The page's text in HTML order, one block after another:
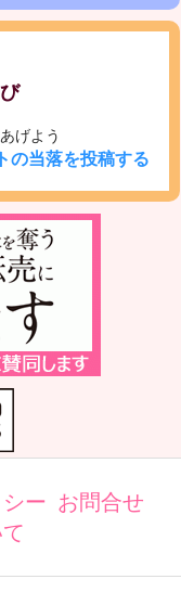
げよう
の当落を投稿する
ー お問合せ